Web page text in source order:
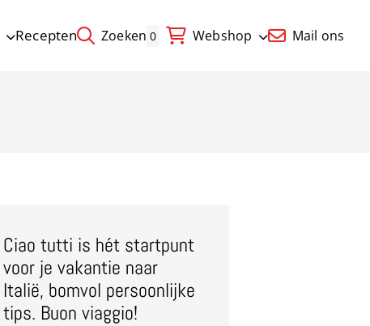
Recepten Zoeken 0 Webshop Mail ons
Ciao tutti is hét startpunt
voor je vakantie naar
Italië, bomvol persoonlijke
tips. Buon viaggio!